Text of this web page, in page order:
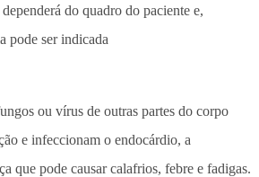
ou vírus de outras partes do corpo
e infeccionam o endocárdio, a
que pode causar calafrios, febre e fadigas.